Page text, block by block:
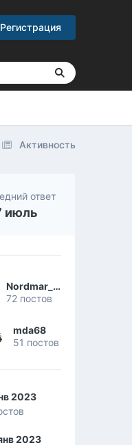
Регистрация
Активность
ответ
июль
Nordmar_Hunter
72 постов
mda68
51 постов
2023
2023